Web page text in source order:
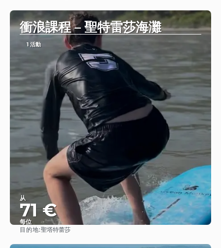
衝浪課程 – 聖特雷莎海灘
1 活動
从
71 €
每位
目的地:聖塔特蕾莎